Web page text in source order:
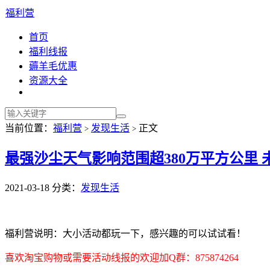
福利营
首页
福利线报
薅羊毛优惠
资源大全
当前位置： 福利营 > 发现生活 > 正文
最强沙尘天气影响范围超380万平方公里
2021-03-18 分类： 发现生活
福利营说明：大小活动都玩一下，感兴趣的可以试试看！
喜欢淘宝购物或需要活动线报的欢迎加Q群：875874264